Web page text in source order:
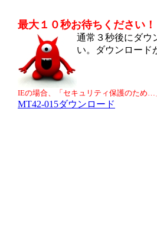
最大１０秒お待ちください！
通常３秒後にダウ
い。ダウンロード
IEの場合、「セキュリティ保護のため
MT42-015ダウンロード